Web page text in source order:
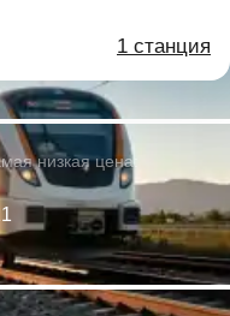
1 станция
низкая цена: